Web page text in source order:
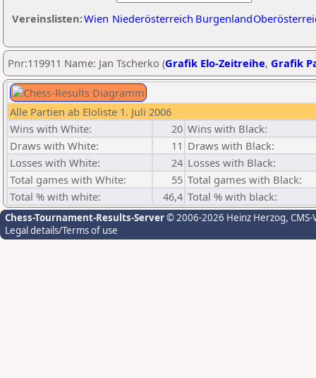
Vereinslisten:Wien Niederösterreich Burgenland
Pnr:119911 Name: Jan Tscherko (Grafik Elo-Zeitreihe, Grafik
Alle Partien ab Eloliste 1. Juli 2006
Wins with White:
20 Wins with Black:
Draws with White:
11 Draws with Black:
Losses with White:
24 Losses with Black:
Total games with White:
55 Total games with Black:
Total % with white:
46,4 Total % with black:
Chess-Tournament-Results-Server© 2006-2026 Heinz Herzog,
Legal details/Terms of use